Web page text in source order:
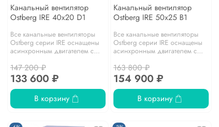
Канальный вентилятор
Ostberg IRE 40x20 D1
Все канальные вентиляторы
Ostberg серии IRE оснащены
асинхронным двигателем с...
147 200 ₽
133 600 ₽
В корзину
Канальный вентилятор
Ostberg IRE 50x25 B1
Все канальные вентиляторы
Ostberg серии IRE оснащены
асинхронным двигателем с...
163 800 ₽
154 900 ₽
В корзину